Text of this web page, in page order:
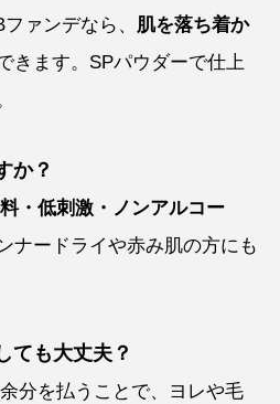
ァンデなら、 肌を落ち着か
きます。SPパウダーで仕上
か？
・低刺激・ノンアルコー
ナードライや赤み肌の方にも
ても大丈夫？
分を払うことで、ヨレや毛